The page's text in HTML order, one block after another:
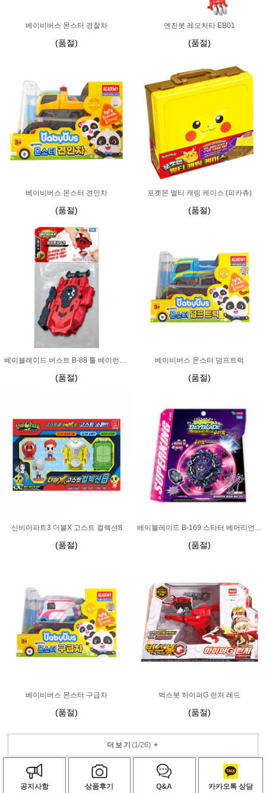
베이비버스 몬스터 경찰차
(품절)
엔진봇 레오치타 EB01
(품절)
베이비버스 몬스터 견인차
(품절)
포켓몬 멀티 캐링 케이스 (피카츄)
(품절)
베이블레이드 버스트 B-88 툴 베이런처 LR
(품절)
베이비버스 몬스터 덤프트럭
(품절)
신비아파트3 더블X 고스트 컬렉션8
(품절)
베이블레이드 B-169 스타터 베어리언트 루시퍼.Mb 2D
(품절)
베이비버스 몬스터 구급차
(품절)
벅스봇 하이퍼G 런처 레드
(품절)
더보기 (1/26) +
공지사항 상품후기 Q&A 카카오톡 상담